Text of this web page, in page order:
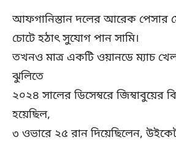
আফগানিস্তান দলের আরেক পেসার
চোটে হঠাৎ সুযোগ পান সামি।
তখনও মাত্র একটি ওয়ানডে ম্যাচ
ঝুলিতে
২০২৪ সালের ডিসেম্বরে জিম্বাবুয়ের
হয়েছিল,
৩ ওভারে ২৫ রান দিয়েছিলেন,